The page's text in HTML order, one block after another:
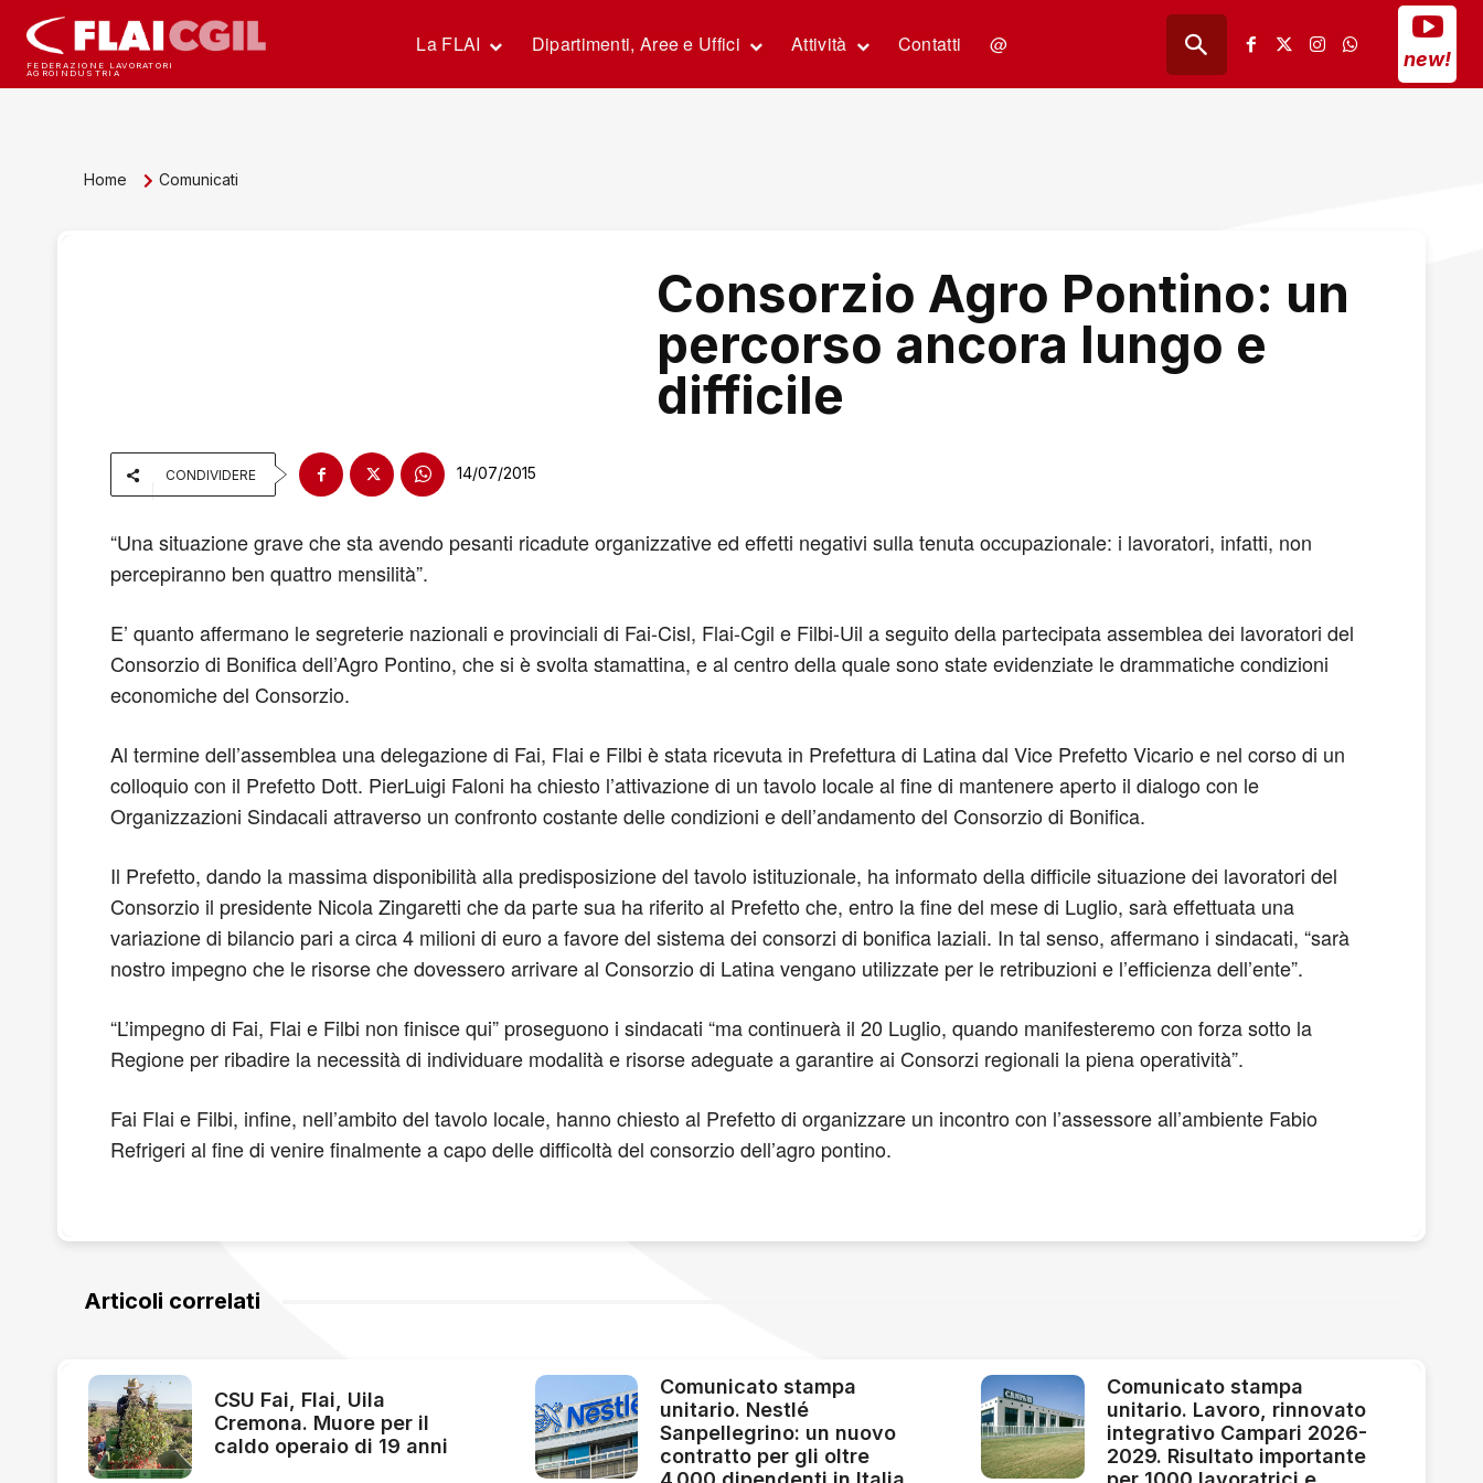
FEDERAZIONE LAVORATORI
AGROINDUSTRIA
La FLAI Dipartimenti, Aree e Uffici Attività Contatti @
new!
Home Comunicati
Consorzio Agro Pontino: un
percorso ancora lungo e
difficile
CONDIVIDERE 14/07/2015
“Una situazione grave che sta avendo pesanti ricadute organizzative ed effetti negativi sulla tenuta occupazionale: i lavoratori, infatti, non
percepiranno ben quattro mensilità”.
E’ quanto affermano le segreterie nazionali e provinciali di Fai-Cisl, Flai-Cgil e Filbi-Uil a seguito della partecipata assemblea dei lavoratori del
Consorzio di Bonifica dell’Agro Pontino, che si è svolta stamattina, e al centro della quale sono state evidenziate le drammatiche condizioni
economiche del Consorzio.
Al termine dell’assemblea una delegazione di Fai, Flai e Filbi è stata ricevuta in Prefettura di Latina dal Vice Prefetto Vicario e nel corso di un
colloquio con il Prefetto Dott. PierLuigi Faloni ha chiesto l’attivazione di un tavolo locale al fine di mantenere aperto il dialogo con le
Organizzazioni Sindacali attraverso un confronto costante delle condizioni e dell’andamento del Consorzio di Bonifica.
Il Prefetto, dando la massima disponibilità alla predisposizione del tavolo istituzionale, ha informato della difficile situazione dei lavoratori del
Consorzio il presidente Nicola Zingaretti che da parte sua ha riferito al Prefetto che, entro la fine del mese di Luglio, sarà effettuata una
variazione di bilancio pari a circa 4 milioni di euro a favore del sistema dei consorzi di bonifica laziali. In tal senso, affermano i sindacati, “sarà
nostro impegno che le risorse che dovessero arrivare al Consorzio di Latina vengano utilizzate per le retribuzioni e l’efficienza dell’ente”.
“L’impegno di Fai, Flai e Filbi non finisce qui” proseguono i sindacati “ma continuerà il 20 Luglio, quando manifesteremo con forza sotto la
Regione per ribadire la necessità di individuare modalità e risorse adeguate a garantire ai Consorzi regionali la piena operatività”.
Fai Flai e Filbi, infine, nell’ambito del tavolo locale, hanno chiesto al Prefetto di organizzare un incontro con l’assessore all’ambiente Fabio
Refrigeri al fine di venire finalmente a capo delle difficoltà del consorzio dell’agro pontino.
Articoli correlati
CSU Fai, Flai, Uila
Cremona. Muore per il
caldo operaio di 19 anni
Comunicato stampa
unitario. Nestlé
Sanpellegrino: un nuovo
contratto per gli oltre
Comunicato stampa
unitario. Lavoro, rinnovato
integrativo Campari 2026-
2029. Risultato importante